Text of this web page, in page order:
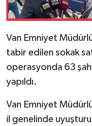
Van Emniyet
tabir edilen sokak
operasyonda 63
yapıldı.
Van Emniyet
il genelinde